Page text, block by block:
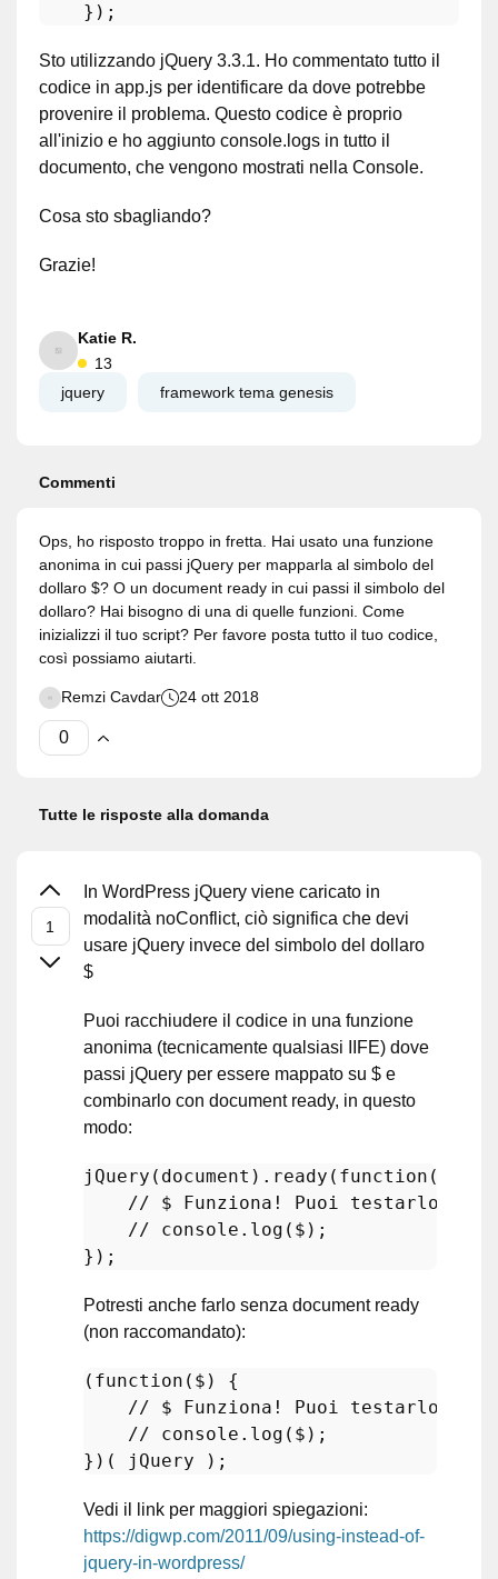
Sto utilizzando jQuery 3.3.1. Ho commentato tutto il
codice in app.js per identificare da dove potrebbe
provenire il problema. Questo codice è proprio
all'inizio e ho aggiunto console.logs in tutto il
documento, che vengono mostrati nella Console.
Cosa sto sbagliando?
Grazie!
Katie R.
13
jquery
framework tema genesis
Commenti
Ops, ho risposto troppo in fretta. Hai usato una funzione
anonima in cui passi jQuery per mapparla al simbolo del
dollaro $? O un document ready in cui passi il simbolo del
dollaro? Hai bisogno di una di quelle funzioni. Come
inizializzi il tuo script? Per favore posta tutto il tuo codice,
così possiamo aiutarti.
Remzi Cavdar 24 ott 2018
Tutte le risposte alla domanda
In WordPress jQuery viene caricato in
modalità noConflict, ciò significa che devi
usare jQuery invece del simbolo del dollaro
$
Puoi racchiudere il codice in una funzione
anonima (tecnicamente qualsiasi IIFE) dove
passi jQuery per essere mappato su $ e
combinarlo con document ready, in questo
modo:
jQuery (document). ready (function($) {
// $ Funziona! Puoi testarlo con
// console.log($);
Potresti anche farlo senza document ready
(non raccomandato):
( function ( $ ) {
// $ Funziona! Puoi testarlo con
// console.log($);
Vedi il link per maggiori spiegazioni:
https://digwp.com/2011/09/using-instead-of-
jquery-in-wordpress/